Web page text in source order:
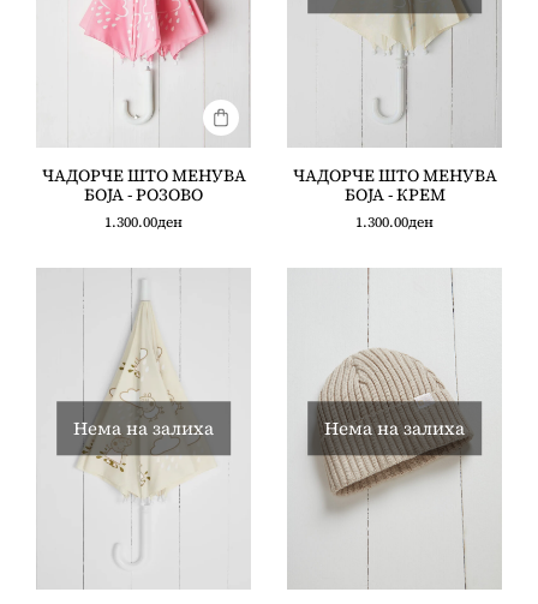
ЧАДОРЧЕ ШТО МЕНУВА
БОЈА - РОЗОВО
1.300.00ден
ЧАДОРЧЕ ШТО МЕНУВА
БОЈА - КРЕМ
1.300.00ден
Нема на залиха Нема на залиха